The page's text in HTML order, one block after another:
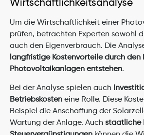
Wirtschaftlichkeitsanalyse
Um die Wirtschaftlichkeit einer
prüfen, betrachten Experten sowohl
langfristige Kostenvorteile durch den
Photovoltaikanlagen entstehen.
Bei der Analyse spielen auch
Betriebskosten eine Rolle. Diese
Beispiel die Anschaffung der
Wartung der Anlage. Auch staatliche